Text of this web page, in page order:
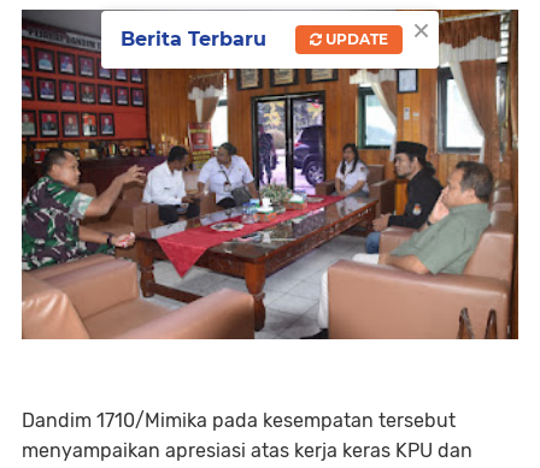
Dandim 1710/Mimika pada kesempatan tersebut
menyampaikan apresiasi atas kerja keras KPU dan
×
Berita Terbaru UPDATE